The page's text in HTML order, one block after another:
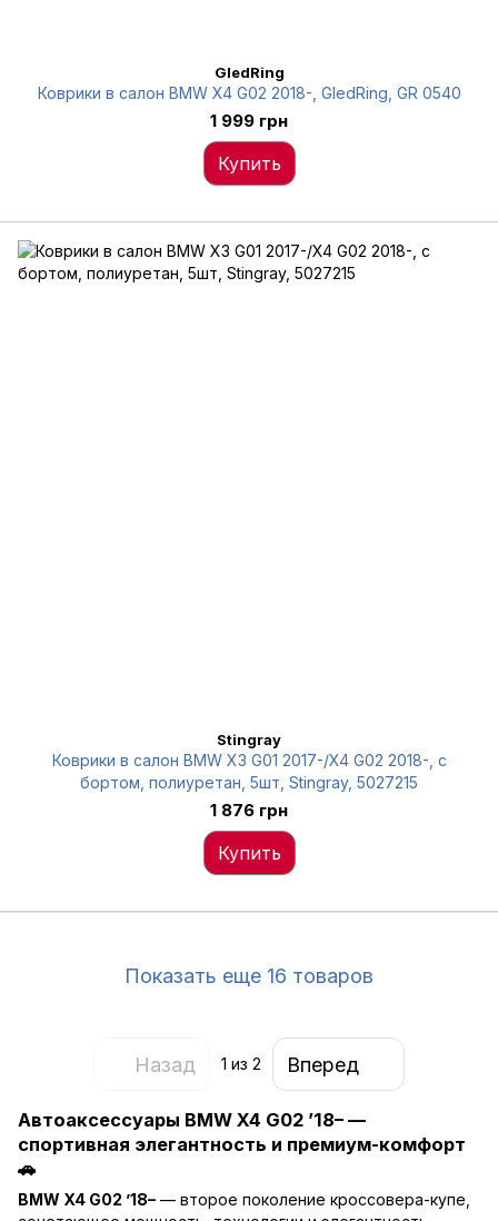
GledRing
Коврики в салон BMW X4 G02 2018-, GledRing, GR 0540
1 999 грн
Купить
Stingray
Коврики в салон BMW X3 G01 2017-/X4 G02 2018-, с
бортом, полиуретан, 5шт, Stingray, 5027215
1 876 грн
Купить
Показать еще 16 товаров
Назад 1 из 2 Вперед
Автоаксессуары BMW X4 G02 ’18– —
спортивная элегантность и премиум-комфорт
🚗
BMW X4 G02 ’18– — второе поколение кроссовера-купе,